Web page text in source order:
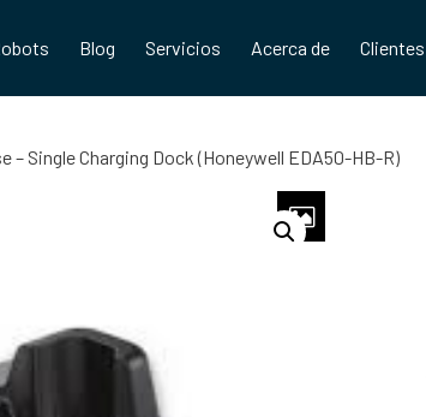
Blog Servicios Acerca de Clientes
– Single Charging Dock (Honeywell EDA50-HB-R)